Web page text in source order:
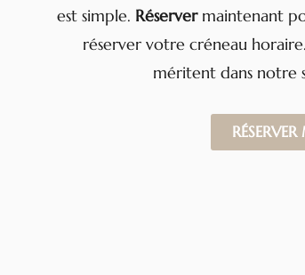
est simple. Réservermaintenant
réserver votre créneau
méritent dans notre